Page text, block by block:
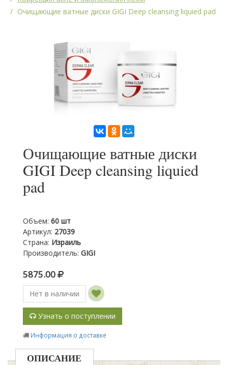
Очищающие ватные диски GIGI Deep cleansing liquied pad
Очищающие ватные диски
GIGI Deep cleansing liquied
pad
Объем: 60 шт
Артикул: 27039
Страна: Израиль
Производитель: GIGI
5875.00
Нет в наличии
Узнать о поступлении
Информация о доставке
ОПИСАНИЕ